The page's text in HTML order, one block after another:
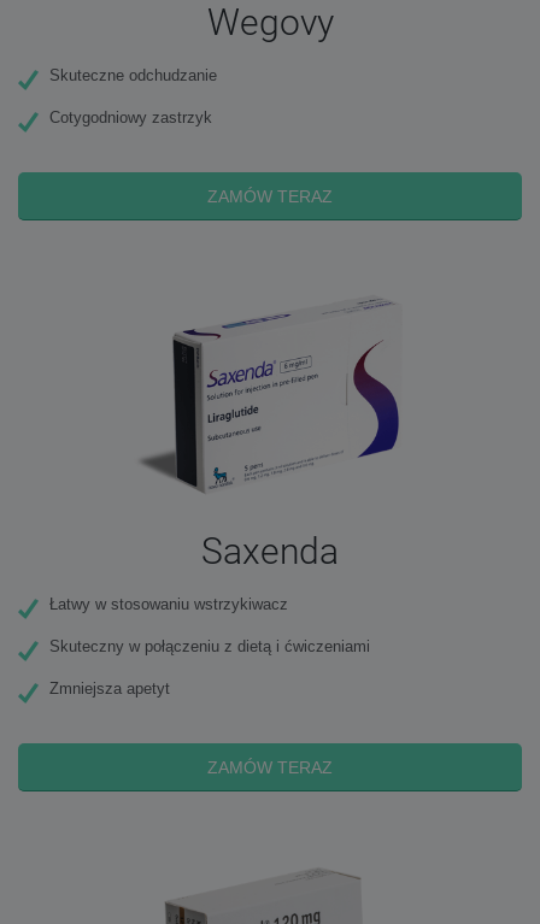
Wegovy
Skuteczne odchudzanie
Cotygodniowy zastrzyk
ZAMÓW TERAZ
Saxenda
Łatwy w stosowaniu wstrzykiwacz
Skuteczny w połączeniu z dietą i ćwiczeniami
Zmniejsza apetyt
ZAMÓW TERAZ